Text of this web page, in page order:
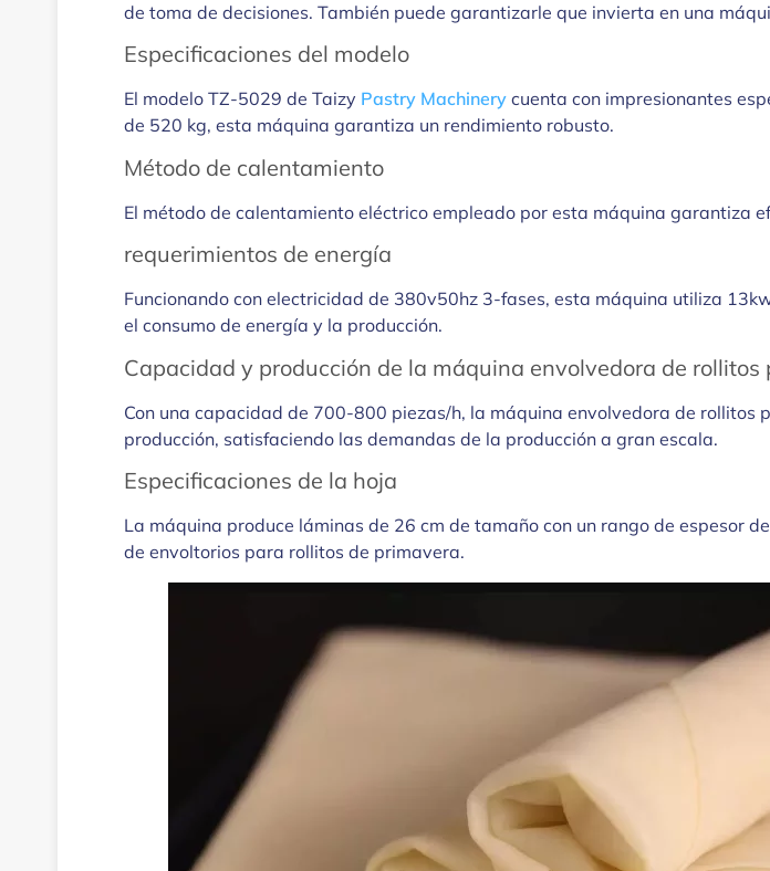
de toma de decisiones. También puede garantizarle que invierta en una
Especificaciones del modelo
El modelo TZ-5029 de Taizy Pastry Machinery cuenta con impresionantes
de 520 kg, esta máquina garantiza un rendimiento robusto.
Método de calentamiento
El método de calentamiento eléctrico empleado por esta máquina garantiza
requerimientos de energía
Funcionando con electricidad de 380v50hz 3-fases, esta máquina utiliza
el consumo de energía y la producción.
Capacidad y producción de la máquina envolvedora de rollitos
Con una capacidad de 700-800 piezas/h, la máquina envolvedora de
producción, satisfaciendo las demandas de la producción a gran escala.
Especificaciones de la hoja
La máquina produce láminas de 26 cm de tamaño con un rango de espesor
de envoltorios para rollitos de primavera.